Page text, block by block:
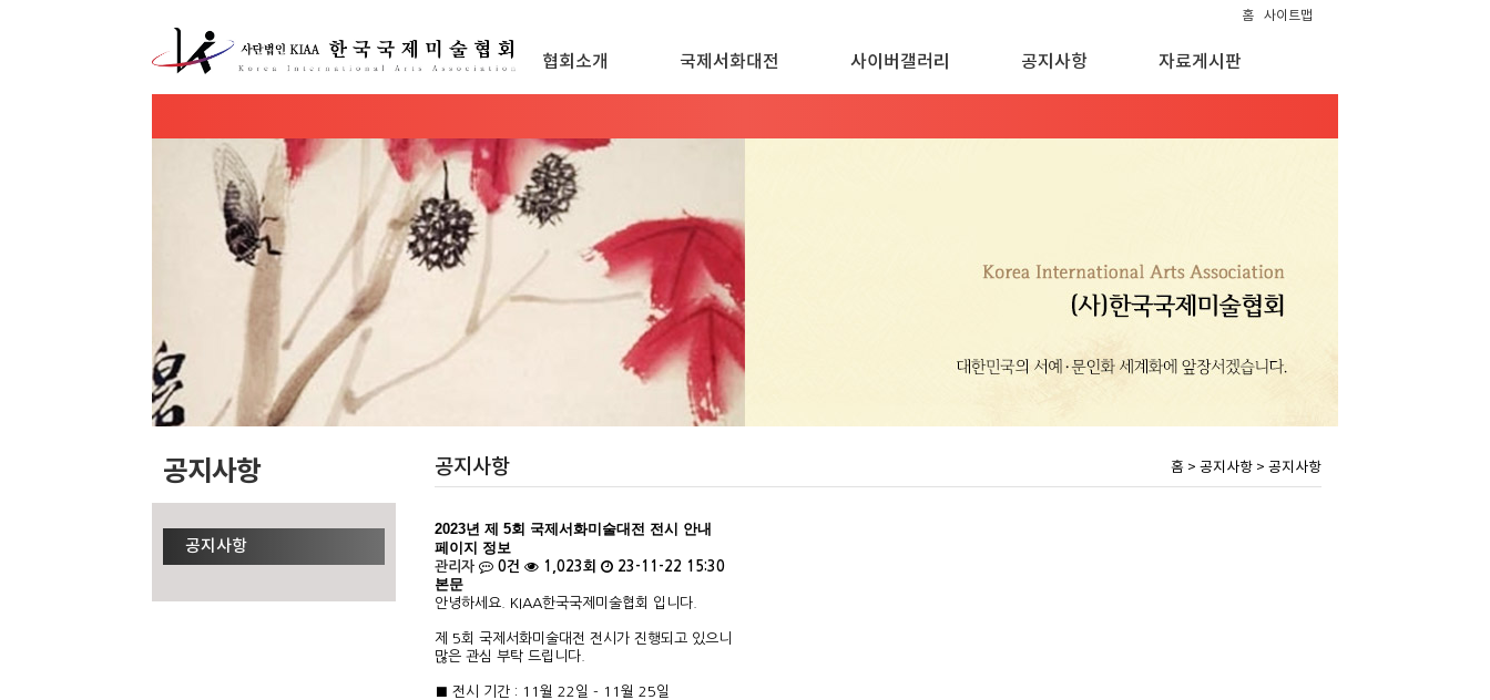
홈 사이트맵
협회소개 국제서화대전 사이버갤러리 공지사항 자료게시판
공지사항
공지사항
공지사항 홈 > 공지사항 > 공지사항
2023년 제 5회 국제서화미술대전 전시 안내
페이지 정보
관리자 0건 1,023회 23-11-22 15:30
본문
안녕하세요. KIAA한국국제미술협회 입니다.
제 5회 국제서화미술대전 전시가 진행되고 있으니
많은 관심 부탁 드립니다.
■ 전시 기간 : 11월 22일 - 11월 25일